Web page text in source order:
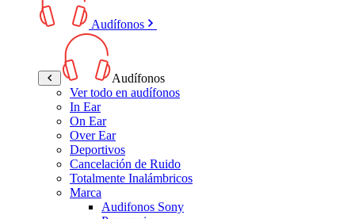
Audífonos
Audífonos
Ver todo en audífonos
In Ear
On Ear
Over Ear
Deportivos
Cancelación de Ruido
Totalmente Inalámbricos
Marca
Audifonos Sony